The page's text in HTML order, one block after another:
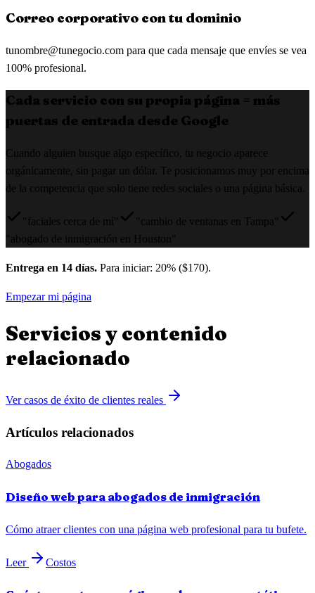
Correo corporativo con tu dominio
tunombre@tunegocio.com para que cada mensaje que envíes se vea
100% profesional.
Cada servicio con su propia página = más
puertas de entrada desde Google
Cuando alguien busque algo específico, tu negocio aparece
orgánicamente, sin pagar un dólar. Te posicionamos muy por encima
de la competencia que solo tiene redes sociales o una página básica.
"faciales cerca de mí"
"cambio de ventanas en Tampa"
"abogado de inmigración en Houston"
Entrega en 14 días. Para iniciar: 20% ($170).
Empezar mi página
Servicios y contenido
relacionado
Ver casos de éxito de clientes reales
Artículos relacionados
Abogados
Diseño web para abogados de inmigración
Cómo atraer clientes con una página web profesional para tu bufete.
Leer Costos